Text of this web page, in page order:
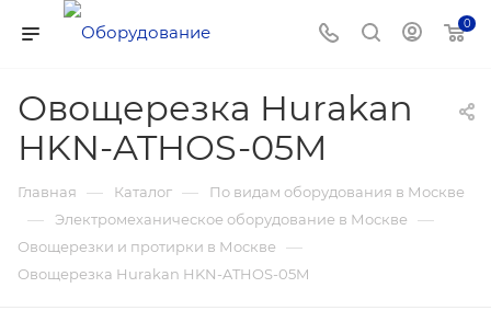
0
Овощерезка Hurakan
HKN-ATHOS-05M
Главная — Каталог — По видам оборудования в Москве
— Электромеханическое оборудование в Москве —
Овощерезки и протирки в Москве —
Овощерезка Hurakan HKN-ATHOS-05M